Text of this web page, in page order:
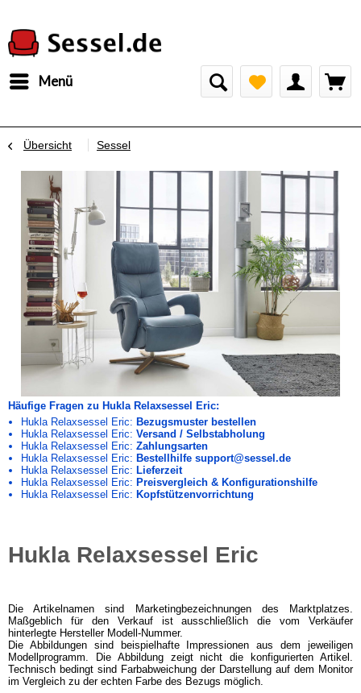
Menü
Übersicht Sessel
Häufige Fragen zu Hukla Relaxsessel Eric:
Hukla Relaxsessel Eric: Bezugsmuster bestellen
Hukla Relaxsessel Eric: Versand / Selbstabholung
Hukla Relaxsessel Eric: Zahlungsarten
Hukla Relaxsessel Eric: Bestellhilfe support@sessel.de
Hukla Relaxsessel Eric: Lieferzeit
Hukla Relaxsessel Eric: Preisvergleich & Konfigurationshilfe
Hukla Relaxsessel Eric: Kopfstützenvorrichtung
Hukla Relaxsessel Eric
Die Artikelnamen sind Marketingbezeichnungen des Marktplatzes.
Maßgeblich für den Verkauf ist ausschließlich die vom Verkäufer
hinterlegte Hersteller Modell-Nummer.
Die Abbildungen sind beispielhafte Impressionen aus dem jeweiligen
Modellprogramm. Die Abbildung zeigt nicht die konfigurierten Artikel.
Technisch bedingt sind Farbabweichung der Darstellung auf dem Monitor
im Vergleich zu der echten Farbe des Bezugs möglich.